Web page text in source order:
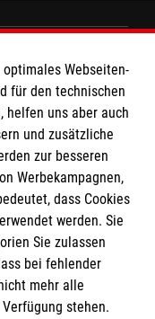
Webseiten-
für den technischen
helfen uns aber auch
und zusätzliche
zur besseren
Werbekampagnen,
dass Cookies
werden. Sie
Sie zulassen
bei fehlender
mehr alle
stehen.